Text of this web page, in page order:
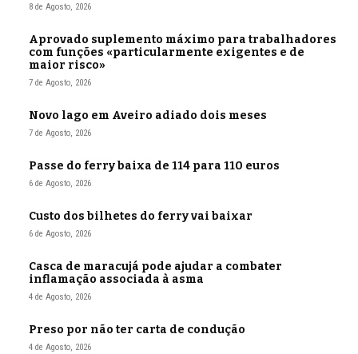
8 de Agosto, 2026
Aprovado suplemento máximo para trabalhadores
com funções «particularmente exigentes e de
maior risco»
7 de Agosto, 2026
Novo lago em Aveiro adiado dois meses
7 de Agosto, 2026
Passe do ferry baixa de 114 para 110 euros
6 de Agosto, 2026
Custo dos bilhetes do ferry vai baixar
6 de Agosto, 2026
Casca de maracujá pode ajudar a combater
inflamação associada à asma
4 de Agosto, 2026
Preso por não ter carta de condução
4 de Agosto, 2026